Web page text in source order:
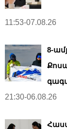
11:53-07.08.26
8-
21:30-06.08.26